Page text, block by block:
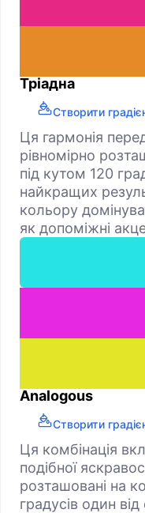
Тріадна
Створити
Ця гармонія
рівномірно
під кутом 120
найкращих
кольору
як допоміжні
Analogous
Створити
Ця комбінація
подібної
розташовані на
градусів один